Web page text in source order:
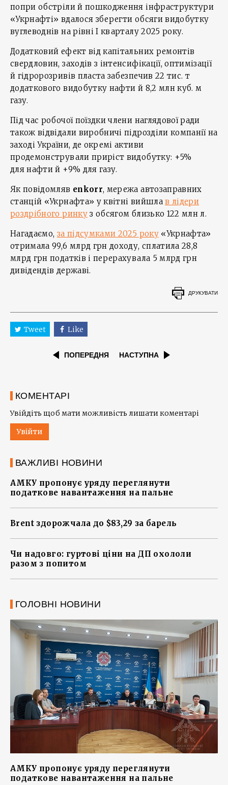
попри обстріли й пошкодження інфраструктури
«Укрнафті» вдалося зберегти обсяги видобутку
вуглеводнів на рівні І кварталу 2025 року.
Додатковий ефект від капітальних ремонтів
свердловин, заходів з інтенсифікації, оптимізації
й гідророзривів пласта забезпечив 22 тис. т
додаткового видобутку нафти й 8,2 млн куб. м
газу.
Під час робочої поїздки члени наглядової ради
також відвідали виробничі підрозділи компанії на
заході України, де окремі активи
продемонстрували приріст видобутку: +5%
для нафти й +9% для газу.
Як повідомляв enkorr, мережа автозаправних
станцій «Укрнафта» у квітні вийшлав лідери
роздрібного ринкуз обсягом близько 122 млн л.
Нагадаємо, за підсумками 2025 року«Укрнафта»
отримала 99,6 млрд грн доходу, сплатила 28,8
млрд грн податків і перерахувала 5 млрд грн
дивідендів державі.
ДРУКУВАТИ
Tweet Like
ПОПЕРЕДНЯ НАСТУПНА
КОМЕНТАРІ
Увійдіть щоб мати можливість лишати коментарі
Увійти
ВАЖЛИВІ НОВИНИ
АМКУ пропонує уряду переглянути
податкове навантаження на пальне
Brent здорожчала до $83,29 за барель
Чи надовго: гуртові ціни на ДП охололи
разом з попитом
ГОЛОВНІ НОВИНИ
АМКУ пропонує уряду переглянути
податкове навантаження на пальне